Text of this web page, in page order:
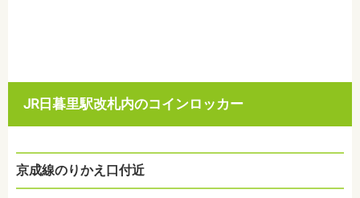
JR日暮里駅改札内のコインロッカー
京成線のりかえ口付近